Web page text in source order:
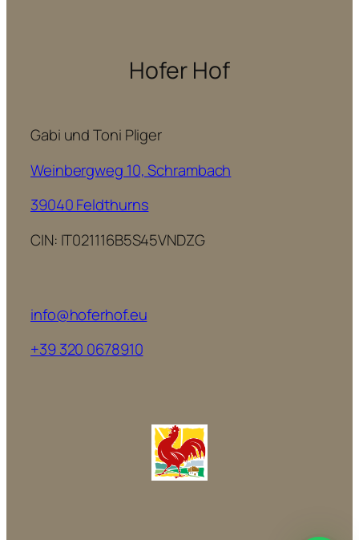
Hofer Hof
Gabi und Toni Pliger
Weinbergweg 10, Schrambach
39040 Feldthurns
CIN: IT021116B5S45VNDZG
info@hoferhof.eu
+39 320 0678910